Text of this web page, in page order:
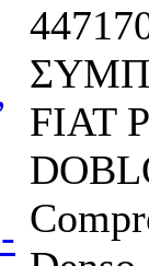
FIAT